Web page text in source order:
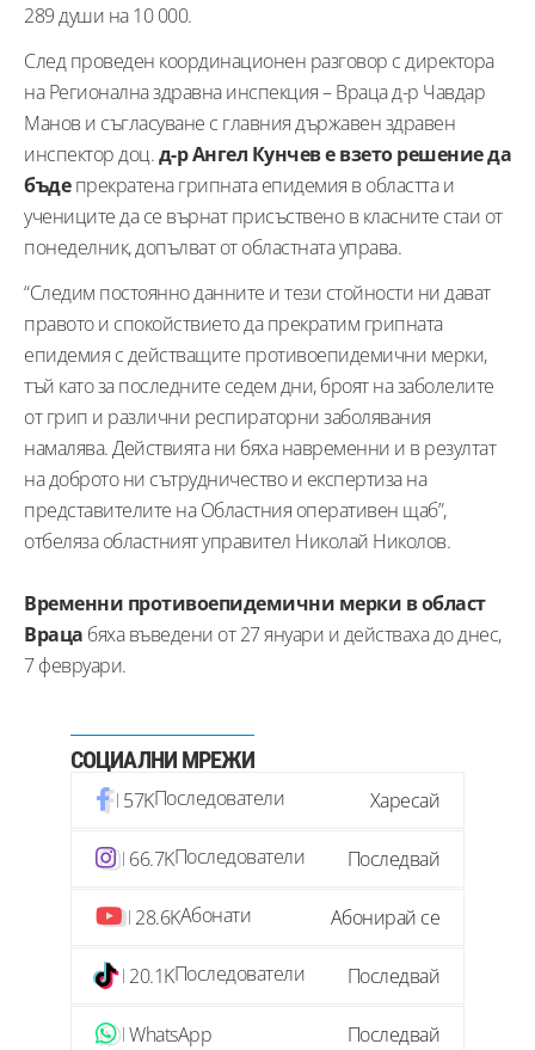
289 души на 10 000.
След проведен координационен разговор с директора
на Регионална здравна инспекция – Враца д-р Чавдар
Манов и съгласуване с главния държавен здравен
инспектор доц.д-р Ангел Кунчев е взето решение да
бъдепрекратена грипната епидемия в областта и
учениците да се върнат присъствено в класните стаи от
понеделник, допълват от областната управа.
“Следим постоянно данните и тези стойности ни дават
правото и спокойствието да прекратим грипната
епидемия с действащите противоепидемични мерки,
тъй като за последните седем дни, броят на заболелите
от грип и различни респираторни заболявания
намалява. Действията ни бяха навременни и в резултат
на доброто ни сътрудничество и експертиза на
представителите на Областния оперативен щаб”,
отбеляза областният управител Николай Николов.
Временни противоепидемични мерки в област
Враца бяха въведени от 27 януари и действаха до днес,
7 февруари.
СОЦИАЛНИ МРЕЖИ
57KПоследователи Харесай
66.7KПоследователи Последвай
28.6KАбонати Абонирай се
20.1KПоследователи Последвай
WhatsApp Последвай